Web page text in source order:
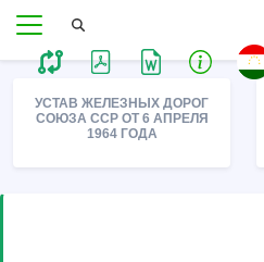
УСТАВ ЖЕЛЕЗНЫХ ДОРОГ
СОЮЗА ССР ОТ 6 АПРЕЛЯ
1964 ГОДА